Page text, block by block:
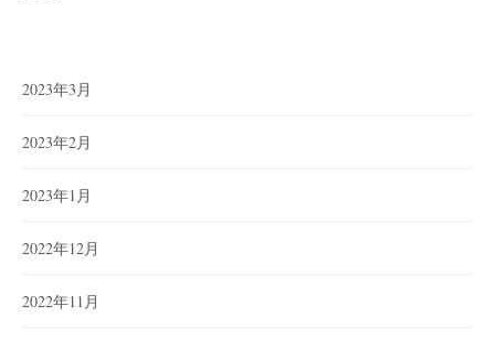
2023年3月
2023年2月
2023年1月
2022年12月
2022年11月